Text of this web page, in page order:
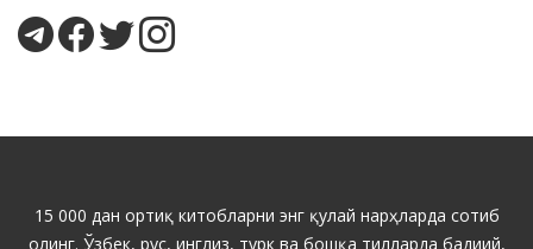
15 000 дан ортиқ китобларни энг қулай нарҳларда сотиб
олинг. Ўзбек, рус, инглиз, турк ва бошқа тилларда бадиий,